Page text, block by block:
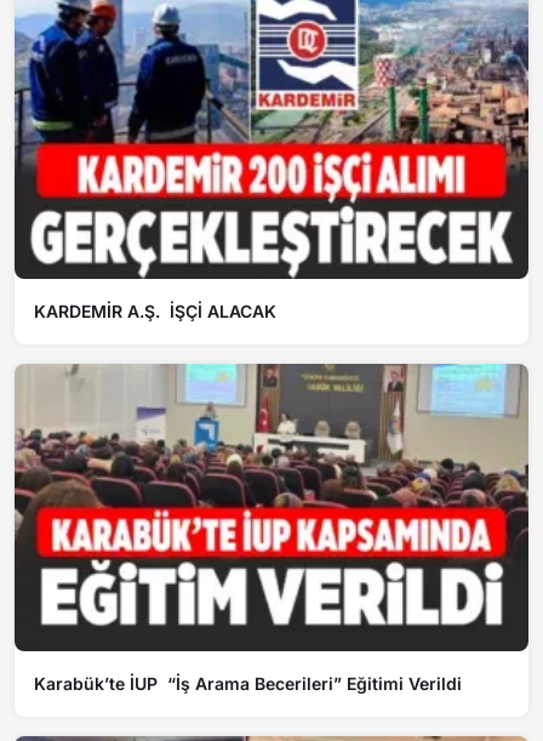
KARDEMİR A.Ş. İŞÇİ ALACAK
Karabük’te İUP “İş Arama Becerileri” Eğitimi Verildi